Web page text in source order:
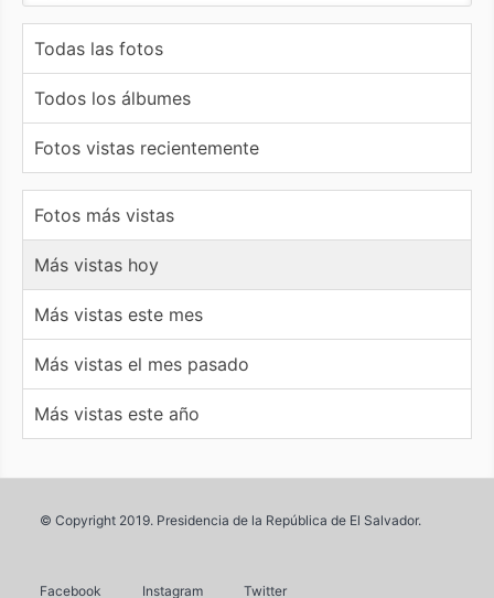
Todas las fotos
Todos los álbumes
Fotos vistas recientemente
Fotos más vistas
Más vistas hoy
Más vistas este mes
Más vistas el mes pasado
Más vistas este año
© Copyright 2019. Presidencia de la República de El Salvador.
Facebook Instagram Twitter